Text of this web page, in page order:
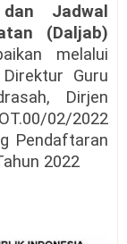
Jadwal
(Daljab)
melalui
Guru
Dirjen
02/2022
Pendaftaran
2022